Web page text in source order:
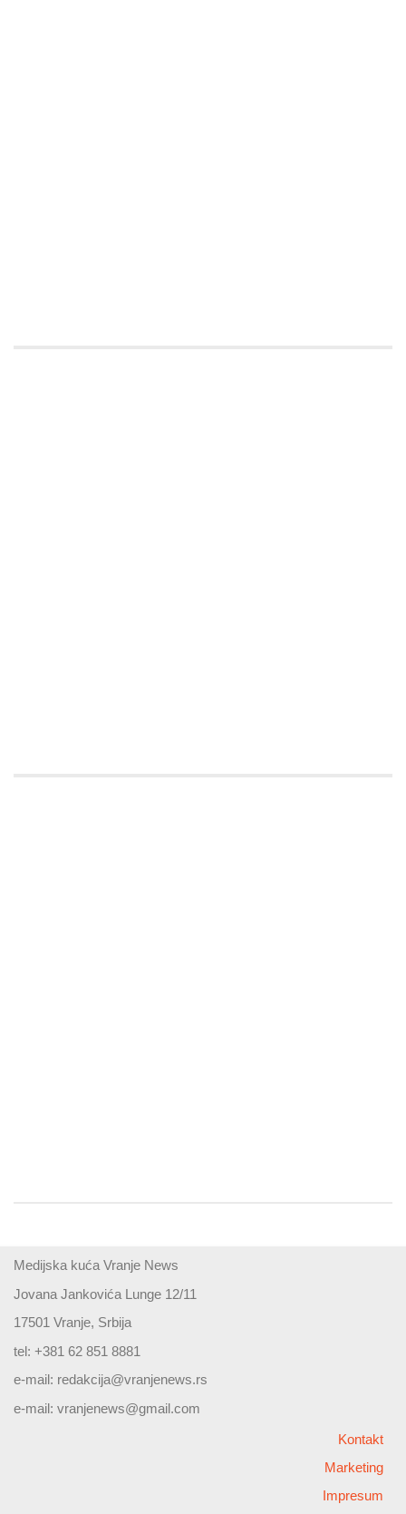
Medijska kuća Vranje News
Jovana Jankovića Lunge 12/11
17501 Vranje, Srbija
tel: +381 62 851 8881
e-mail: redakcija@vranjenews.rs
e-mail: vranjenews@gmail.com
Kontakt
Marketing
Impresum